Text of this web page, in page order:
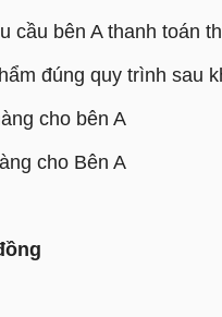
cầu bên A thanh toán
đúng quy trình sau
cho bên A
cho Bên A